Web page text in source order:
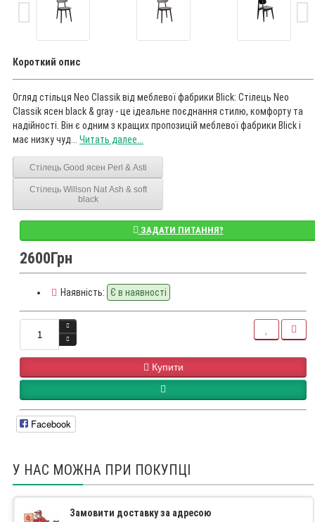
Короткий опис
Огляд стільця Neo Classik від меблевої фабрики Blick: Стілець Neo
Classik ясен black & gray - це ідеальне поєднання стилю, комфорту та
надійності. Він є одним з кращих пропозицій меблевої фабрики Blick і
має низку чуд... Читать далее...
Стілець Good ясен Perl & Asti
Стілець Willson Nat Ash & soft
black
ЗАДАТИ ПИТАННЯ?
2600Грн
Наявність: Є в наявності
Купити
Facebook
У НАС МОЖНА ПРИ ПОКУПЦІ
Замовити доставку за адресою